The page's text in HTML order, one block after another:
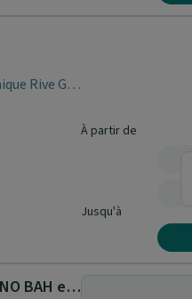
49 ALLEES CHARLES DE FITTE - Clinique Rive Gauche
À partir de
Jusqu'à
CABINET MEDICAL DU DR THIERNO BAH et DR OLIVIER LECOLLIER